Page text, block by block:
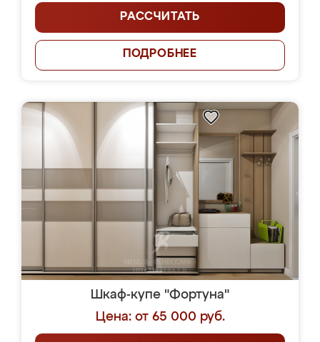
РАССЧИТАТЬ
ПОДРОБНЕЕ
Шкаф-купе "Фортуна"
Цена: от 65 000 руб.